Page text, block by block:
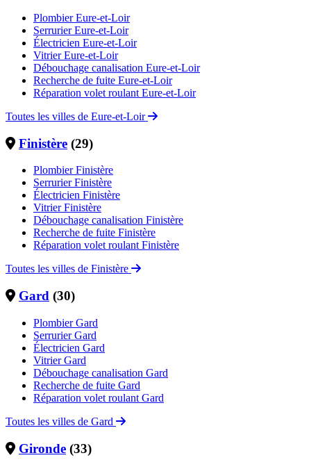
Plombier Eure-et-Loir
Serrurier Eure-et-Loir
Électricien Eure-et-Loir
Vitrier Eure-et-Loir
Débouchage canalisation Eure-et-Loir
Recherche de fuite Eure-et-Loir
Réparation volet roulant Eure-et-Loir
Toutes les villes de Eure-et-Loir
Finistère (29)
Plombier Finistère
Serrurier Finistère
Électricien Finistère
Vitrier Finistère
Débouchage canalisation Finistère
Recherche de fuite Finistère
Réparation volet roulant Finistère
Toutes les villes de Finistère
Gard (30)
Plombier Gard
Serrurier Gard
Électricien Gard
Vitrier Gard
Débouchage canalisation Gard
Recherche de fuite Gard
Réparation volet roulant Gard
Toutes les villes de Gard
Gironde (33)